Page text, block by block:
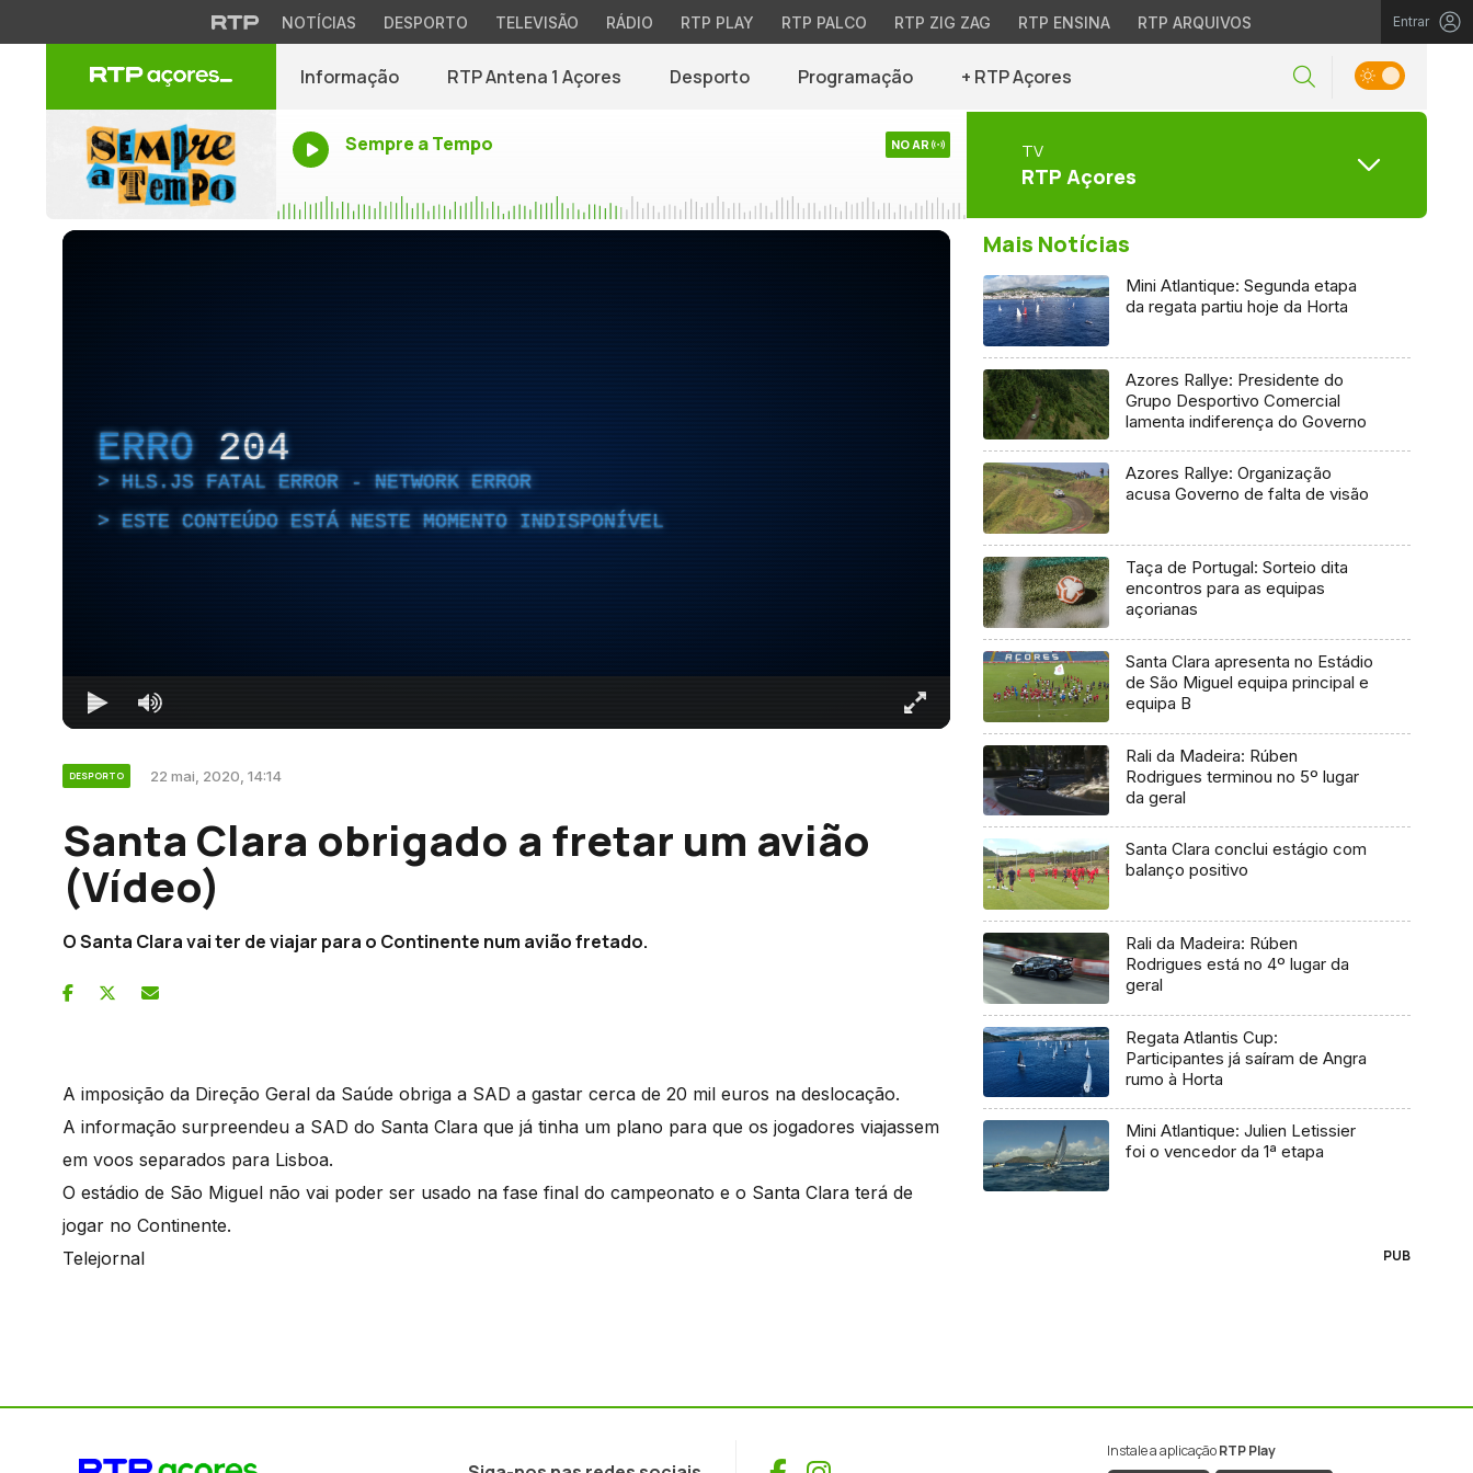
NOTÍCIAS DESPORTO TELEVISÃO RÁDIO RTP PLAY RTP PALCO RTP ZIG ZAG RTP ENSINA RTP ARQUIVOS Entrar
Informação RTP Antena 1 Açores Desporto Programação + RTP Açores
Sempre a Tempo NO AR TV
RTP Açores
ERRO 204
HLS.JS FATAL ERROR - NETWORK ERROR
ESTE CONTEÚDO ESTÁ NESTE MOMENTO INDISPONÍVEL
DESPORTO 22 mai, 2020, 14:14
Santa Clara obrigado a fretar um avião
(Vídeo)
O Santa Clara vai ter de viajar para o Continente num avião fretado.
A imposição da Direção Geral da Saúde obriga a SAD a gastar cerca de 20 mil euros na deslocação.
A informação surpreendeu a SAD do Santa Clara que já tinha um plano para que os jogadores viajassem
em voos separados para Lisboa.
O estádio de São Miguel não vai poder ser usado na fase final do campeonato e o Santa Clara terá de
jogar no Continente.
Telejornal
Mais Notícias
Mini Atlantique: Segunda etapa
da regata partiu hoje da Horta
Azores Rallye: Presidente do
Grupo Desportivo Comercial
lamenta indiferença do Governo
Azores Rallye: Organização
acusa Governo de falta de visão
Taça de Portugal: Sorteio dita
encontros para as equipas
açorianas
Santa Clara apresenta no Estádio
de São Miguel equipa principal e
equipa B
Rali da Madeira: Rúben
Rodrigues terminou no 5º lugar
da geral
Santa Clara conclui estágio com
balanço positivo
Rali da Madeira: Rúben
Rodrigues está no 4º lugar da
geral
Regata Atlantis Cup:
Participantes já saíram de Angra
rumo à Horta
Mini Atlantique: Julien Letissier
foi o vencedor da 1ª etapa
PUB
Instale a aplicaçãoRTP Play